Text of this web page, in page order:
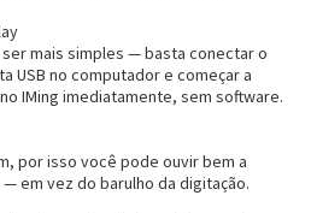
mais simples — basta conectar o
USB no computador e começar a
IMing imediatamente, sem software.
por isso você pode ouvir bem a
em vez do barulho da digitação.